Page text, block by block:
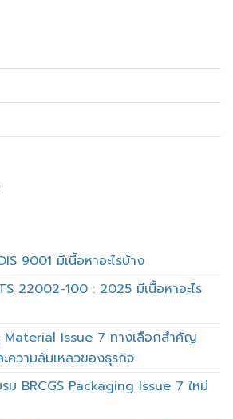
9001 มีเนื้อหาอะไรบ้าง
22002-100 : 2025 มีเนื้อหาอะไร
Material Issue 7 ทางเลือกสำคัญ
ะความล้มเหลวของธุรกิจ
ม BRCGS Packaging Issue 7 ใหม่